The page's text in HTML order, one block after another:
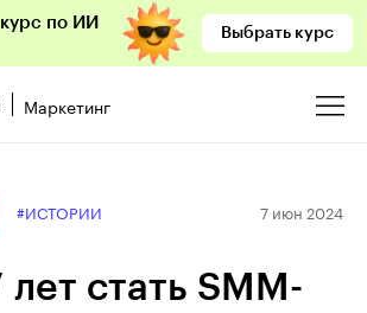
по ИИ
Выбрать курс
Маркетинг
#ИСТОРИИ 7 июн 2024
лет стать SMM-